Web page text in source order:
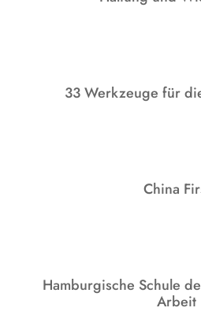
33 Werkzeuge für
China
Hamburgische Schule
Arbeit